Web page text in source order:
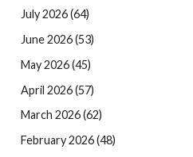
July 2026 (64)
June 2026 (53)
May 2026 (45)
April 2026 (57)
March 2026 (62)
February 2026 (48)